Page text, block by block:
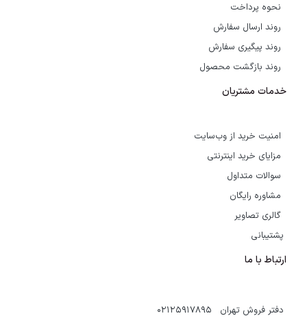
نحوه پرداخت
روند ارسال سفارش
روند پیگیری سفارش
روند بازگشت محصول
خدمات مشتریان
امنیت خرید از وب‌سایت
مزایای خرید اینترنتی
سوالات متداول
مشاوره رایگان
گالری تصاویر
پشتیبانی
ارتباط با ما
دفتر فروش تهران 02125917895